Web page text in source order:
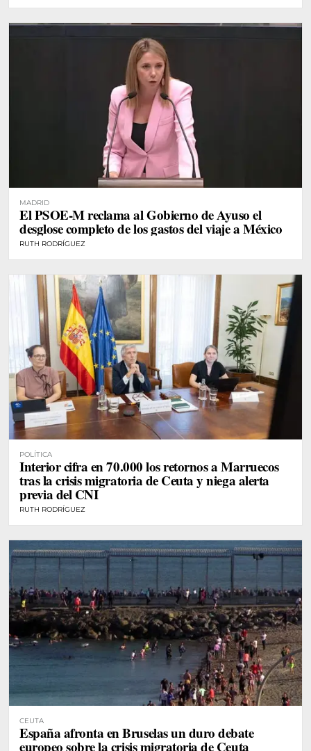
MADRID
El PSOE-M reclama al Gobierno de Ayuso el
desglose completo de los gastos del viaje a México
RUTH RODRÍGUEZ
POLÍTICA
Interior cifra en 70.000 los retornos a Marruecos
tras la crisis migratoria de Ceuta y niega alerta
previa del CNI
RUTH RODRÍGUEZ
CEUTA
España afronta en Bruselas un duro debate
europeo sobre la crisis migratoria de Ceuta